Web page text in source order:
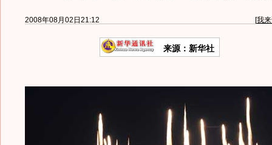
2008年08月02日21:12 [我
来源：新华社